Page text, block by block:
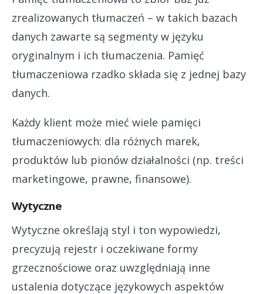
zrealizowanych tłumaczeń – w takich bazach
danych zawarte są segmenty w języku
oryginalnym i ich tłumaczenia. Pamięć
tłumaczeniowa rzadko składa się z jednej bazy
danych.
Każdy klient może mieć wiele pamięci
tłumaczeniowych: dla różnych marek,
produktów lub pionów działalności (np. treści
marketingowe, prawne, finansowe).
Wytyczne
Wytyczne określają styl i ton wypowiedzi,
precyzują rejestr i oczekiwane formy
grzecznościowe oraz uwzględniają inne
ustalenia dotyczące językowych aspektów